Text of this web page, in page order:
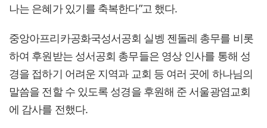
나는 은혜가 있기를 축복한다”고 했다.
중앙아프리카공화국성서공회 실벵 젠돌레 총무를 비롯
하여 후원받는 성서공회 총무들은 영상 인사를 통해 성
경을 접하기 어려운 지역과 교회 등 여러 곳에 하나님의
말씀을 전할 수 있도록 성경을 후원해 준 서울광염교회
에 감사를 전했다.